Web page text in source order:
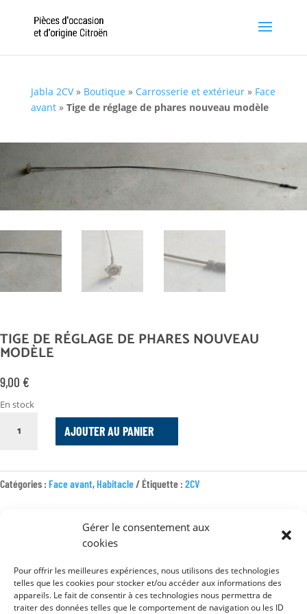
Gérer le consentement aux
cookies
Pour offrir les meilleures expériences, nous utilisons des technologies
telles que les cookies pour stocker et/ou accéder aux informations des
appareils. Le fait de consentir à ces technologies nous permettra de
traiter des données telles que le comportement de navigation ou les ID
Jabla 2CV» Boutique » Carrosserie et extérieur» Face
avant» Tige de réglage de phares nouveau modèle
TIGE DE RÉGLAGE DE PHARES NOUVEAU
MODÈLE
9,00 €
En stock
RÉGLAGE
AJOUTER AU PANIER
Catégories : Face avant,Habitacle Étiquette : 2CV
Mentions légales
Conditions générales de vente